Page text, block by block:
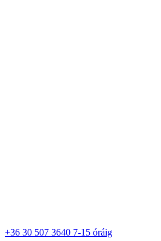
+36 30 507 3640 7-15 óráig